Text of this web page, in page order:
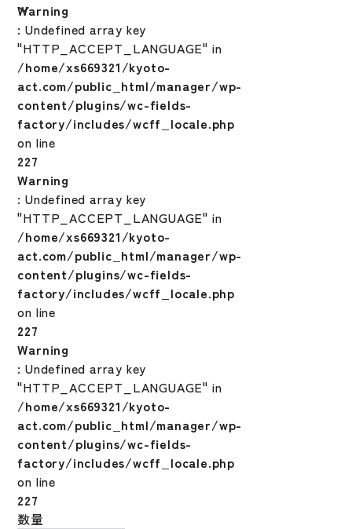
Warning
: Undefined array key
"HTTP_ACCEPT_LANGUAGE" in
/home/xs669321/kyoto-
act.com/public_html/manager/wp-
content/plugins/wc-fields-
factory/includes/wcff_locale.php
on line
227
Warning
: Undefined array key
"HTTP_ACCEPT_LANGUAGE" in
/home/xs669321/kyoto-
act.com/public_html/manager/wp-
content/plugins/wc-fields-
factory/includes/wcff_locale.php
on line
227
数量
少
Warning
: Undefined array key
"HTTP_ACCEPT_LANGUAGE" in
/home/xs669321/kyoto-
act.com/public_html/manager/wp-
content/plugins/wc-fields-
factory/includes/wcff_locale.php
on line
227